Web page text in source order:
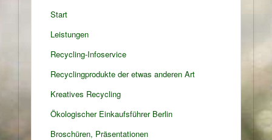
Start
Leistungen
Recycling-Infoservice
Recyclingprodukte der etwas anderen Art
Kreatives Recycling
Ökologischer Einkaufsführer Berlin
Broschüren, Präsentationen